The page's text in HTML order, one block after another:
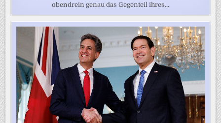
obendrein genau das Gegenteil ihres...